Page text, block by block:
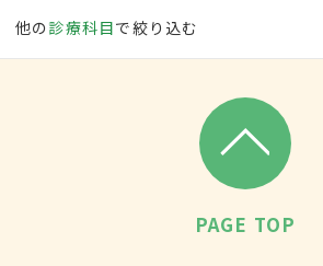
他の 診療科目で絞り込む
PAGE TOP